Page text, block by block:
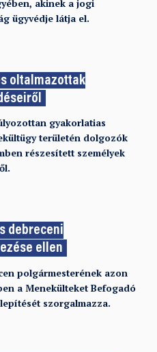
akinek a jogi
ügyvédje látja el.
oltalmazottak
gyakorlatias
területén dolgozók
részesített személyek
debreceni
ellen
polgármesterének azon
a Menekülteket Befogadó
szorgalmazza.